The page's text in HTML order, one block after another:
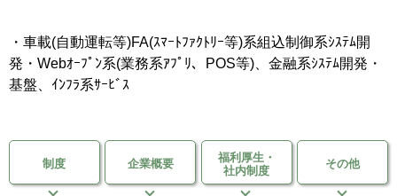
・車載(自動運転等)FA(ｽﾏｰﾄﾌｧｸﾄﾘｰ等)系組込制御系ｼｽﾃﾑ開
発・Webｵｰﾌﾟﾝ系(業務系ｱﾌﾟﾘ、POS等)、金融系ｼｽﾃﾑ開発・
基盤、ｲﾝﾌﾗ系ｻｰﾋﾞｽ
制度 企業概要
福利厚生・
社内制度
その他